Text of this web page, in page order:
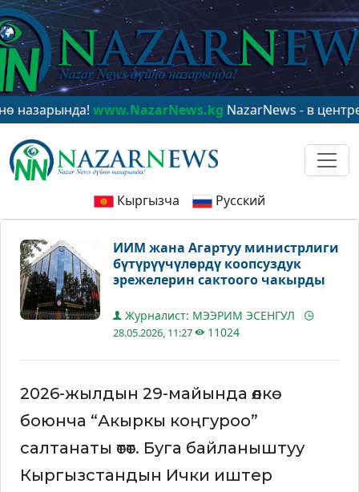
www.NazarNews.kgNazarNews - в центре
Кыргызча Русский
ИИМ жана Агартуу министрлиги
бүтүрүүчүлөрдү коопсуздук
эрежелерин сактоого чакырды
Журналист: МЭЭРИМ ЭСЕНГУЛ
28.05.2026, 11:27 11024
2026-жылдын 29-майында өлкө
боюнча “Акыркы коңгуроо”
салтанаты өтөт. Буга байланыштуу
Кыргызстандын Ички иштер